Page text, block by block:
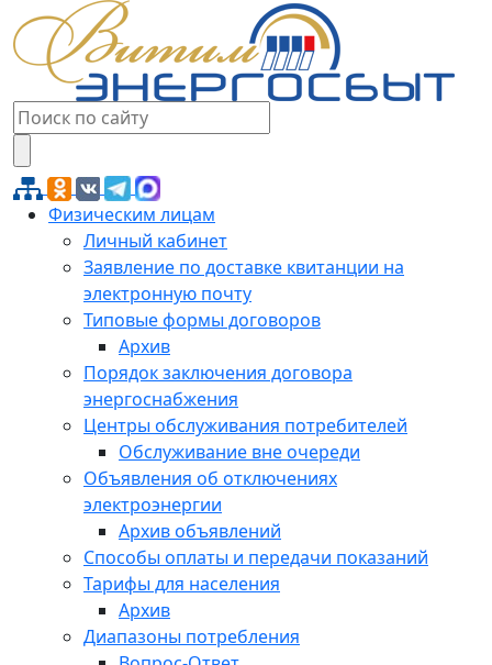
Физическим лицам
Личный кабинет
Заявление по доставке квитанции на
электронную почту
Типовые формы договоров
Архив
Порядок заключения договора
энергоснабжения
Центры обслуживания потребителей
Обслуживание вне очереди
Объявления об отключениях
электроэнергии
Архив объявлений
Способы оплаты и передачи показаний
Тарифы для населения
Архив
Диапазоны потребления